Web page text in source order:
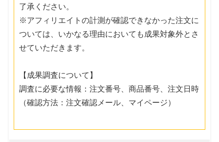
了承ください。
※アフィリエイトの計測が確認できなかった注文に
ついては、いかなる理由においても成果対象外とさ
せていただきます。
【成果調査について】
調査に必要な情報：注文番号、商品番号、注文日時
（確認方法：注文確認メール、マイページ）